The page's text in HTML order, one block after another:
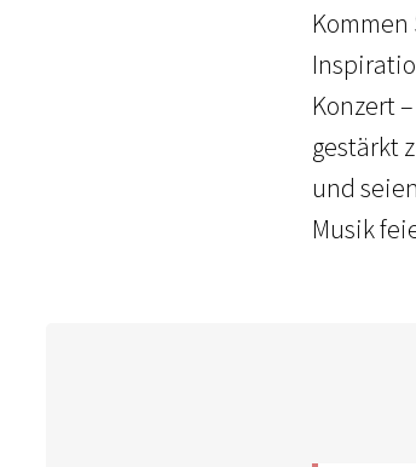
Konzert
gestärkt
und
Musik